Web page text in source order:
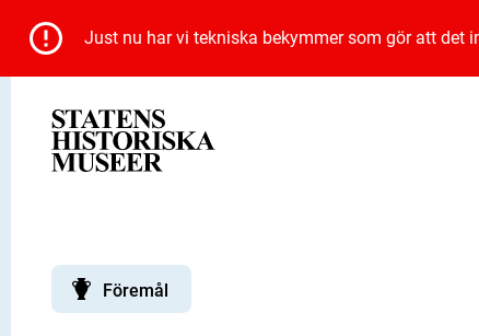
Just nu har vi tekniska bekymmer som gör att det
Föremål